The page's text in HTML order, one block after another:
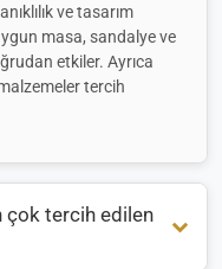
ve tasarım
masa, sandalye ve
etkiler. Ayrıca
tercih
çok tercih edilen